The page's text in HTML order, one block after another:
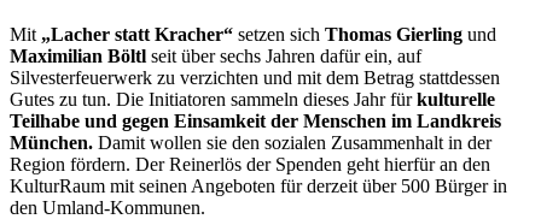
Mit „Lacher statt Kracher“ setzen sich Thomas Gierling und
Maximilian Böltl seit über sechs Jahren dafür ein, auf
Silvesterfeuerwerk zu verzichten und mit dem Betrag stattdessen
Gutes zu tun. Die Initiatoren sammeln dieses Jahr fürkulturelle
Teilhabe und gegen Einsamkeit der Menschen im Landkreis
München. Damit wollen sie den sozialen Zusammenhalt in der
Region fördern. Der Reinerlös der Spenden geht hierfür an den
KulturRaum mit seinen Angeboten für derzeit über 500 Bürger in
den Umland-Kommunen.